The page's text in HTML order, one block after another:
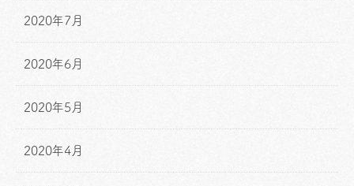
2020年7月
2020年6月
2020年5月
2020年4月